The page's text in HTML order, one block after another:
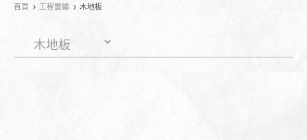
首頁 工程實績 木地板